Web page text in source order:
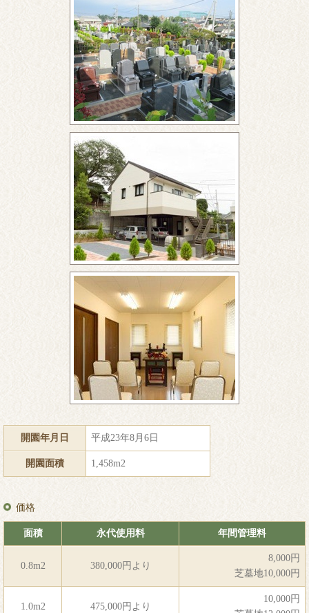
開園年月日 平成23年8月6日
開園面積 1,458m2
価格
面積 永代使用料 年間管理料
0.8m2 380,000円より
8,000円
芝墓地10,000円
1.0m2 475,000円より
10,000円